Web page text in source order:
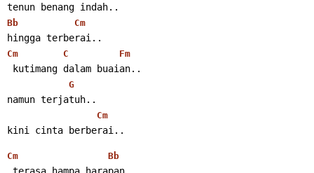
tenun benang indah..
Bb Cm
hingga terberai..
Cm C Fm
kutimang dalam buaian..
G
namun terjatuh..
Cm
kini cinta berberai..
Cm Bb